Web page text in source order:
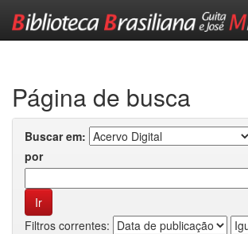
Página de busca
Buscar em:
por
Filtros correntes: